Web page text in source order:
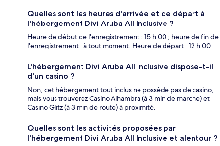
Quelles sont les heures d'arrivée et de départ à
l'hébergement Divi Aruba All Inclusive ?
Heure de début de l'enregistrement : 15 h 00 ; heure de fin de
l'enregistrement : à tout moment. Heure de départ : 12 h 00.
L'hébergement Divi Aruba All Inclusive dispose-t-il
d'un casino ?
Non, cet hébergement tout inclus ne possède pas de casino,
mais vous trouverez Casino Alhambra (à 3 min de marche) et
Casino Glitz (à 3 min de route) à proximité.
Quelles sont les activités proposées par
l'hébergement Divi Aruba All Inclusive et alentour ?